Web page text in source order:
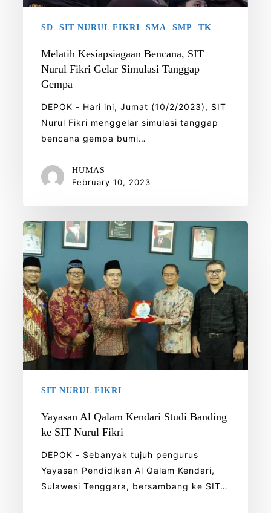
Gempa
SD SIT NURUL FIKRI SMA SMP TK
Melatih Kesiapsiagaan Bencana, SIT
Nurul Fikri Gelar Simulasi Tanggap
Gempa
DEPOK - Hari ini, Jumat (10/2/2023), SIT
Nurul Fikri menggelar simulasi tanggap
bencana gempa bumi…
HUMAS
February 10, 2023
Yayasan
Al
Qalam
Kendari
Studi
Banding
ke
SIT
Nurul
Fikri
SIT NURUL FIKRI
Yayasan Al Qalam Kendari Studi Banding
ke SIT Nurul Fikri
DEPOK - Sebanyak tujuh pengurus
Yayasan Pendidikan Al Qalam Kendari,
Sulawesi Tenggara, bersambang ke SIT…